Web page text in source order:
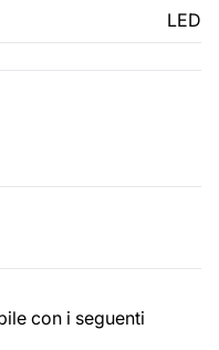
LED
con i seguenti